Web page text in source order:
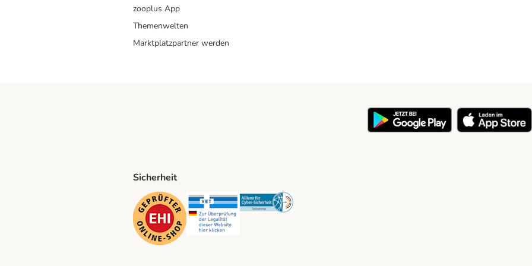
zooplus App
Themenwelten
Marktplatzpartner werden
Method
Sicherheit
Security Security Security